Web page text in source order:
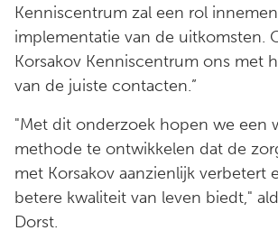
Kenniscentrum zal een rol
implementatie van de uitkomsten.
Korsakov Kenniscentrum ons met
van de juiste contacten.”
"Met dit onderzoek hopen we een
methode te ontwikkelen dat de
met Korsakov aanzienlijk verbetert
betere kwaliteit van leven biedt,"
Dorst.